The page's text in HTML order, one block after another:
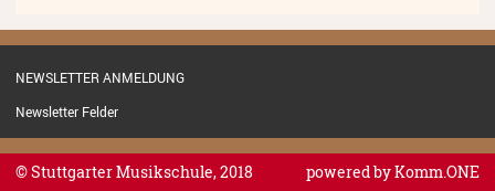
Gebühren
Mietinstrumente
NEWSLETTER ANMELDUNG
Newsletter Felder
© Stuttgarter Musikschule, 2018 powered byKomm.ONE